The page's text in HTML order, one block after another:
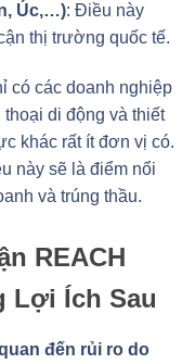
Úc,…): Điều này
thị trường quốc tế.
có các doanh nghiệp
di động và thiết
khác rất ít đơn vị có.
này sẽ là điểm nổi
và trúng thầu.
REACH
Lợi Ích Sau
đến rủi ro do